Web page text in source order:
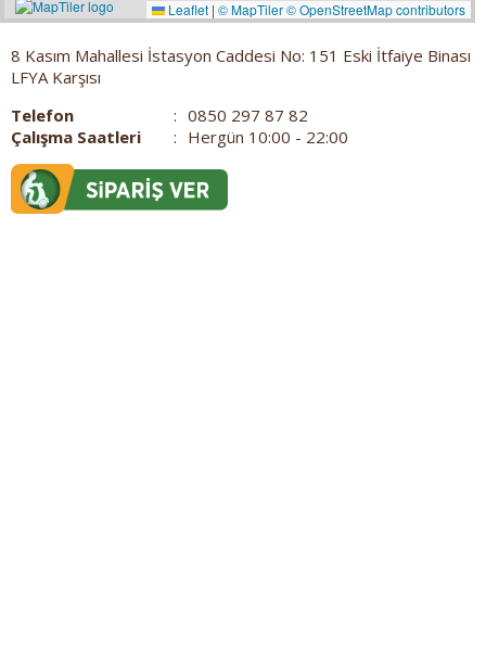
Leaflet | © MapTiler© OpenStreetMap contributors
8 Kasım Mahallesi İstasyon Caddesi No: 151 Eski İtfaiye Binası
LFYA Karşısı
Telefon
: 0850 297 87 82
Çalışma Saatleri
: Hergün 10:00 - 22:00